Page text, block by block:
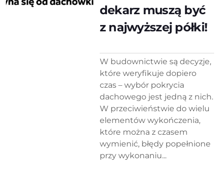
dekarz muszą być
z najwyższej półki!
W budownictwie są decyzje,
które weryfikuje dopiero
czas – wybór pokrycia
dachowego jest jedną z nich.
W przeciwieństwie do wielu
elementów wykończenia,
które można z czasem
wymienić, błędy popełnione
przy wykonaniu...